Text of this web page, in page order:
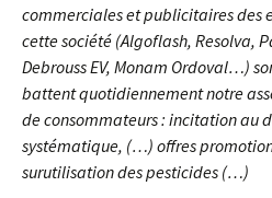
commerciales et publicitaires des
cette société (Algoflash, Resolva,
Debrouss EV, Monam Ordoval…)
battent quotidiennement notre
de consommateurs : incitation au
systématique, (…) offres
surutilisation des pesticides (…)